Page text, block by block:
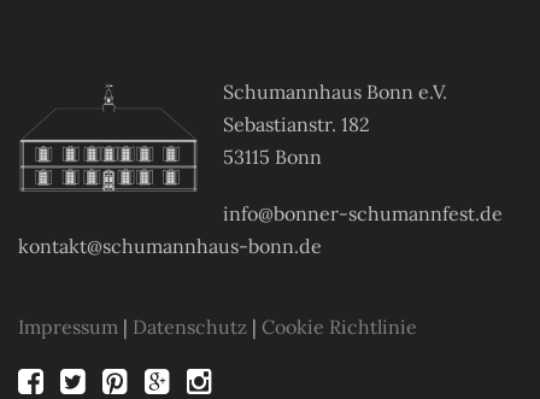
Schumannhaus Bonn e.V.
Sebastianstr. 182
53115 Bonn
info@bonner-schumannfest.de
kontakt@schumannhaus-bonn.de
Impressum | Datenschutz | Cookie Richtlinie